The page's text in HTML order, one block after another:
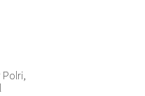
Polri,